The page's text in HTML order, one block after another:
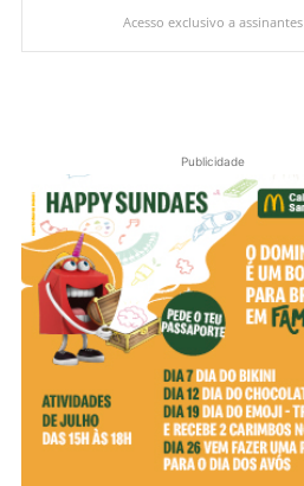
Acesso exclusivo a assinantes
Publicidade